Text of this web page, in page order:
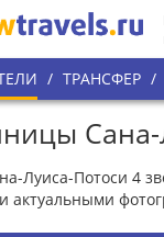
/ ТРАНСФЕР /
Луиса-Потоси 4
актуальными